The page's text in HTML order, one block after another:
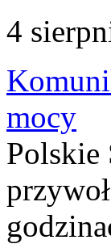
4
mocy
Polskie